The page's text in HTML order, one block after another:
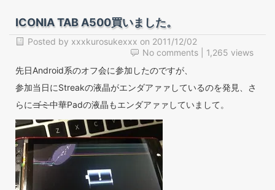
ICONIA TAB A500買いました。
Posted by xxxkurosukexxx on 2011/12/02
No comments | 1,265 views
先日Android系のオフ会に参加したのですが、
参加当日にStreakの液晶がエンダアァァしているのを発見、さ
らにゴミ中華Padの液晶もエンダアァァしていまして。